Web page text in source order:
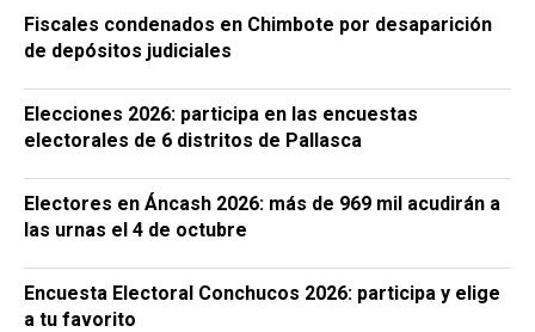
Fiscales condenados en Chimbote por desaparición
de depósitos judiciales
Elecciones 2026: participa en las encuestas
electorales de 6 distritos de Pallasca
Electores en Áncash 2026: más de 969 mil acudirán a
las urnas el 4 de octubre
Encuesta Electoral Conchucos 2026: participa y elige
a tu favorito